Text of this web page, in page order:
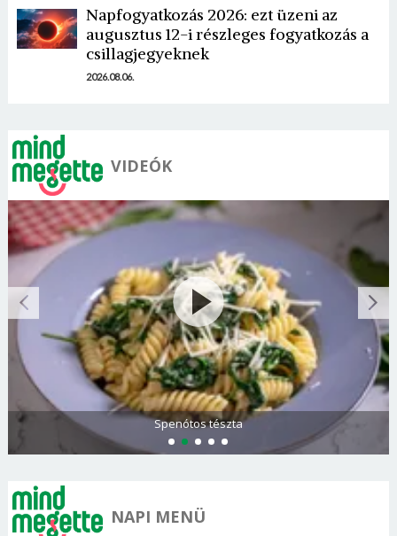
Napfogyatkozás 2026: ezt üzeni az
augusztus 12-i részleges fogyatkozás a
csillagjegyeknek
2026.08.06.
VIDEÓK
Olasz és görög paradicsomsaláta
NAPI MENÜ
Jelszó